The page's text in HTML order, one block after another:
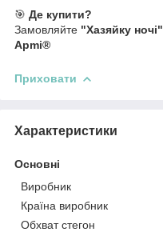
🎯 Де купити?
Замовляйте "Хазяйку ночі"
Apmi®
Приховати
Характеристики
Основні
Виробник
Країна виробник
Обхват стегон